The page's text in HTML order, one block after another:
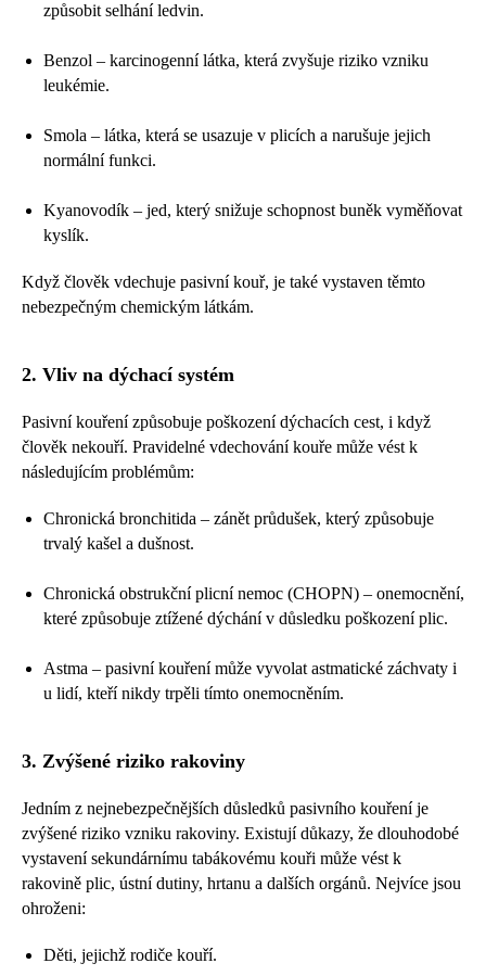
způsobit selhání ledvin.
Benzol – karcinogenní látka, která zvyšuje riziko vzniku
leukémie.
Smola – látka, která se usazuje v plicích a narušuje jejich
normální funkci.
Kyanovodík – jed, který snižuje schopnost buněk vyměňovat
kyslík.
Když člověk vdechuje pasivní kouř, je také vystaven těmto
nebezpečným chemickým látkám.
2. Vliv na dýchací systém
Pasivní kouření způsobuje poškození dýchacích cest, i když
člověk nekouří. Pravidelné vdechování kouře může vést k
následujícím problémům:
Chronická bronchitida – zánět průdušek, který způsobuje
trvalý kašel a dušnost.
Chronická obstrukční plicní nemoc (CHOPN) – onemocnění,
které způsobuje ztížené dýchání v důsledku poškození plic.
Astma – pasivní kouření může vyvolat astmatické záchvaty i
u lidí, kteří nikdy trpěli tímto onemocněním.
3. Zvýšené riziko rakoviny
Jedním z nejnebezpečnějších důsledků pasivního kouření je
zvýšené riziko vzniku rakoviny. Existují důkazy, že dlouhodobé
vystavení sekundárnímu tabákovému kouři může vést k
rakovině plic, ústní dutiny, hrtanu a dalších orgánů. Nejvíce jsou
ohroženi:
Děti, jejichž rodiče kouří.